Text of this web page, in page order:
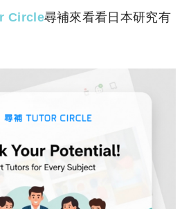
Circle尋補來看看日本研究有